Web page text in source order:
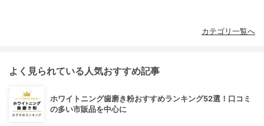
カテゴリ一覧へ
よく見られている人気おすすめ記事
ホワイトニング歯磨き粉おすすめランキング52選！口コミ
の多い市販品を中心に